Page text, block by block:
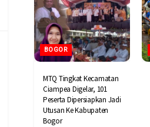
BOGOR
MTQ Tingkat Kecamatan
Ciampea Digelar, 101
Peserta Dipersiapkan Jadi
Utusan Ke Kabupaten
Bogor